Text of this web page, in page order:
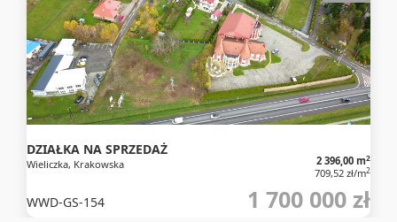
DZIAŁKA NA SPRZEDAŻ
Wieliczka, Krakowska 2 396,00 m2
709,52 zł/m2
WWD-GS-154 1 700 000 zł